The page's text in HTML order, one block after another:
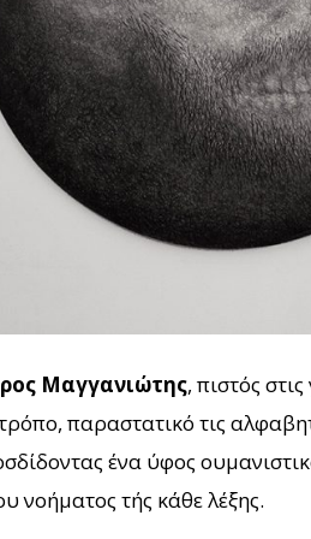
Μαγγανιώτης, πιστός
παραστατικό τις
ένα ύφος
νοήματος τής κάθε λέξης.